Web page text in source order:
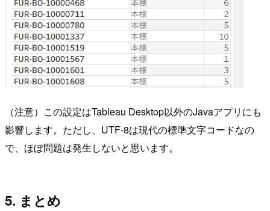
（注意）この設定はTableau Desktop以外のJavaアプリにも
影響します。ただし、UTF-8は現代の標準文字コードなの
で、ほぼ問題は発生しないと思います。
5. まとめ